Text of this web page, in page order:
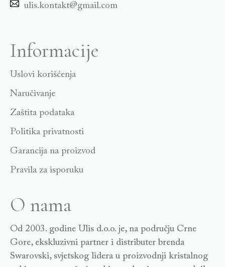
ulis.kontakt@gmail.com
Informacije
Uslovi korišćenja
Naručivanje
Zaštita podataka
Politika privatnosti
Garancija na proizvod
Pravila za isporuku
O nama
Od 2003. godine Ulis d.o.o. je, na području Crne
Gore, ekskluzivni partner i distributer brenda
Swarovski, svjetskog lidera u proizvodnji kristalnog